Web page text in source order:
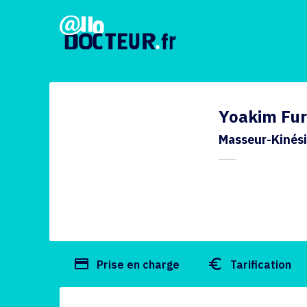
Yoakim
Masseur-
payment Prise en charge euro_symbol Tarification